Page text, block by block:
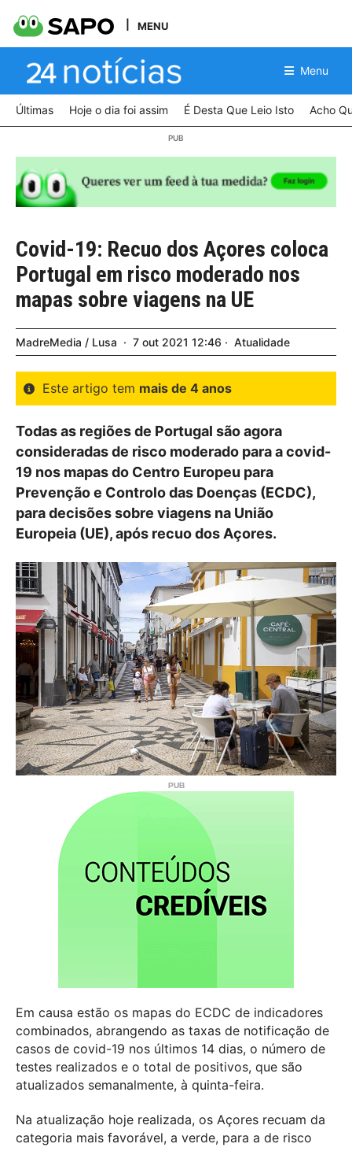
MENU
Menu
Últimas Hoje o dia foi assim É Desta Que Leio Isto Acho
Covid-19: Recuo dos Açores coloca
Portugal em risco moderado nos
mapas sobre viagens na UE
MadreMedia / Lusa 7 out 2021 12:46 Atualidade
Este artigo tem mais de 4 anos
Todas as regiões de Portugal são agora
consideradas de risco moderado para a covid-
19 nos mapas do Centro Europeu para
Prevenção e Controlo das Doenças (ECDC),
para decisões sobre viagens na União
Europeia (UE), após recuo dos Açores.
Em causa estão os mapas do ECDC de indicadores
combinados, abrangendo as taxas de notificação de
casos de covid-19 nos últimos 14 dias, o número de
testes realizados e o total de positivos, que são
atualizados semanalmente, à quinta-feira.
Na atualização hoje realizada, os Açores recuam da
categoria mais favorável, a verde, para a de risco